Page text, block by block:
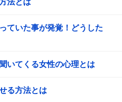
法とは
ていた事が発覚！どうした
いてくる女性の心理とは
る方法とは